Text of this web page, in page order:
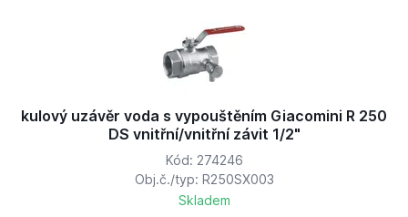
kulový uzávěr voda s vypouštěním Giacomini R 250
DS vnitřní/vnitřní závit 1/2"
Kód: 274246
Obj.č./typ: R250SX003
Skladem